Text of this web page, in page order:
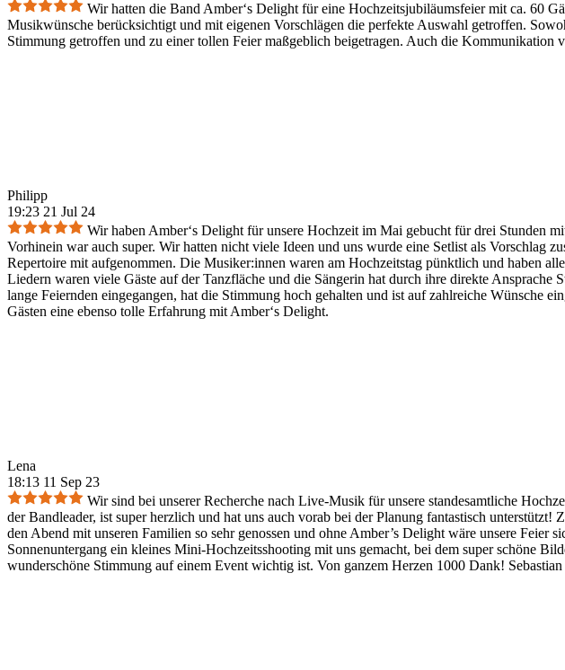
Wir hatten die Band Amber‘s Delight für eine Hochzeitsjubiläumsfeier mit ca. 60
Musikwünsche berücksichtigt und mit eigenen Vorschlägen die perfekte Auswahl getroffen.
Stimmung getroffen und zu einer tollen Feier maßgeblich beigetragen. Auch die
Philipp
19:23 21 Jul 24
Wir haben Amber‘s Delight für unsere Hochzeit im Mai gebucht für drei Stunden
Vorhinein war auch super. Wir hatten nicht viele Ideen und uns wurde eine Setlist als Vorschlag
Repertoire mit aufgenommen. Die Musiker:innen waren am Hochzeitstag pünktlich und haben
Liedern waren viele Gäste auf der Tanzfläche und die Sängerin hat durch ihre direkte
lange Feiernden eingegangen, hat die Stimmung hoch gehalten und ist auf zahlreiche Wünsche
Gästen eine ebenso tolle Erfahrung mit Amber‘s Delight.
Lena
18:13 11 Sep 23
Wir sind bei unserer Recherche nach Live-Musik für unsere standesamtliche
der Bandleader, ist super herzlich und hat uns auch vorab bei der Planung fantastisch
den Abend mit unseren Familien so sehr genossen und ohne Amber’s Delight wäre unsere
Sonnenuntergang ein kleines Mini-Hochzeitsshooting mit uns gemacht, bei dem super schöne
wunderschöne Stimmung auf einem Event wichtig ist. Von ganzem Herzen 1000 Dank!